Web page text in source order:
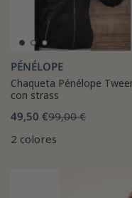
PÉNÉLOPE
Chaqueta Pénélope
con strass
49,50 €99,00 €
2 colores